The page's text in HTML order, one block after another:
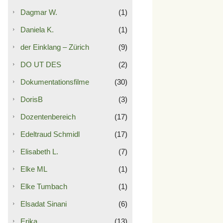
Dagmar W. (1)
Daniela K. (1)
der Einklang – Zürich (9)
DO UT DES (2)
Dokumentationsfilme (30)
DorisB (3)
Dozentenbereich (17)
Edeltraud Schmidl (17)
Elisabeth L. (7)
Elke ML (1)
Elke Tumbach (1)
Elsadat Sinani (6)
Erika (13)